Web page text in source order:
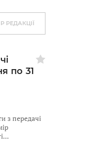
РЕДАКЦІЇ
по 31
з передачі